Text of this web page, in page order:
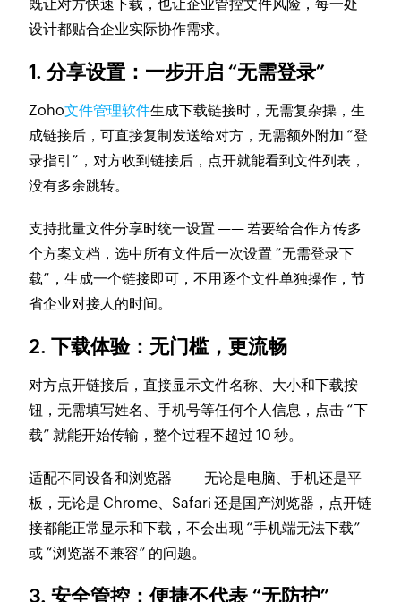
既让对方快速下载，也让企业管控文件风险，每一处
设计都贴合企业实际协作需求。
1. 分享设置：一步开启 “无需登录”
Zoho文件管理软件生成下载链接时，无需复杂操，生
成链接后，可直接复制发送给对方，无需额外附加 “登
录指引”，对方收到链接后，点开就能看到文件列表，
没有多余跳转。
支持批量文件分享时统一设置 —— 若要给合作方传多
个方案文档，选中所有文件后一次设置 “无需登录下
载”，生成一个链接即可，不用逐个文件单独操作，节
省企业对接人的时间。
2. 下载体验：无门槛，更流畅
对方点开链接后，直接显示文件名称、大小和下载按
钮，无需填写姓名、手机号等任何个人信息，点击 “下
载” 就能开始传输，整个过程不超过 10 秒。
适配不同设备和浏览器 —— 无论是电脑、手机还是平
板，无论是 Chrome、Safari 还是国产浏览器，点开链
接都能正常显示和下载，不会出现 “手机端无法下载”
或 “浏览器不兼容” 的问题。
3. 安全管控：便捷不代表 “无防护”